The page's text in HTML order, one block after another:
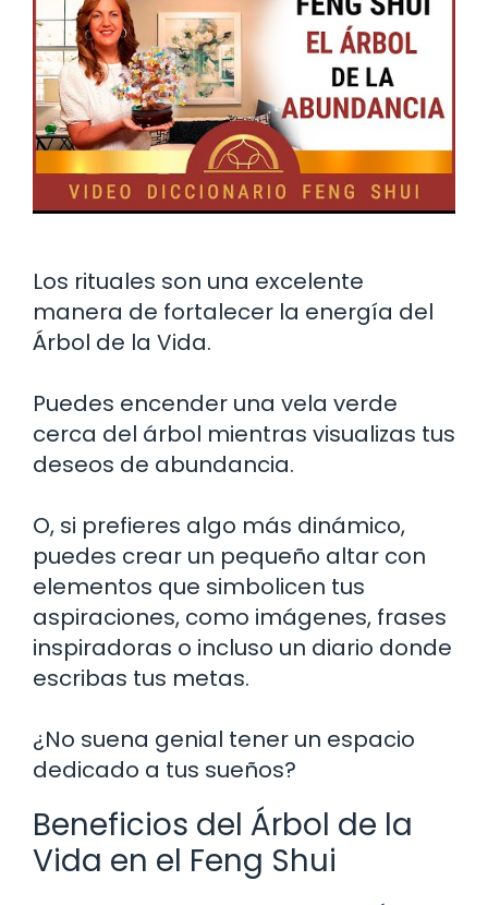
Los rituales son una excelente
manera de fortalecer la energía del
Árbol de la Vida.
Puedes encender una vela verde
cerca del árbol mientras visualizas tus
deseos de abundancia.
O, si prefieres algo más dinámico,
puedes crear un pequeño altar con
elementos que simbolicen tus
aspiraciones, como imágenes, frases
inspiradoras o incluso un diario donde
escribas tus metas.
¿No suena genial tener un espacio
dedicado a tus sueños?
Beneficios del Árbol de la
Vida en el Feng Shui